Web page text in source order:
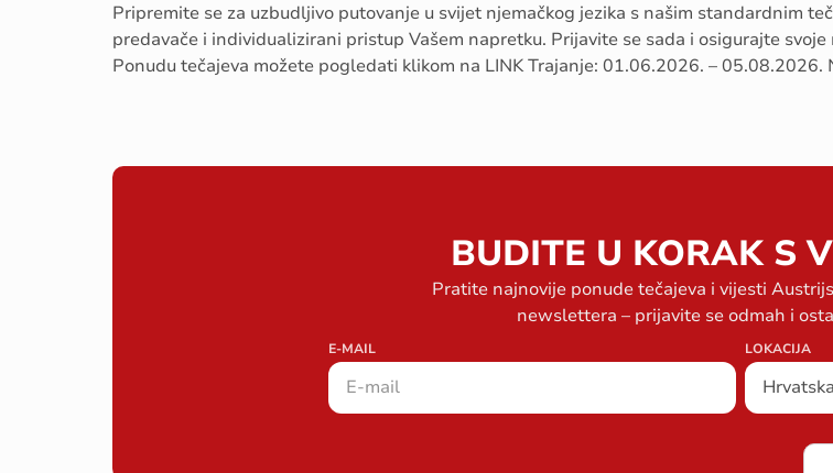
Pripremite se za uzbudljivo putovanje u svijet njemačkog jezika s našim standardnim
predavače i individualizirani pristup Vašem napretku. Prijavite se sada i osigurajte
Ponudu tečajeva možete pogledati klikom na LINK Trajanje: 01.06.2026. – 05.08.2026.
BUDITE U KORAK S
Pratite najnovije ponude tečajeva i vijesti
newslettera – prijavite se odmah i
E-MAIL LOKACIJA